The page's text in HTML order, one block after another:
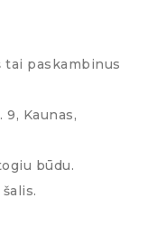
paskambinus
9, Kaunas,
būdu.